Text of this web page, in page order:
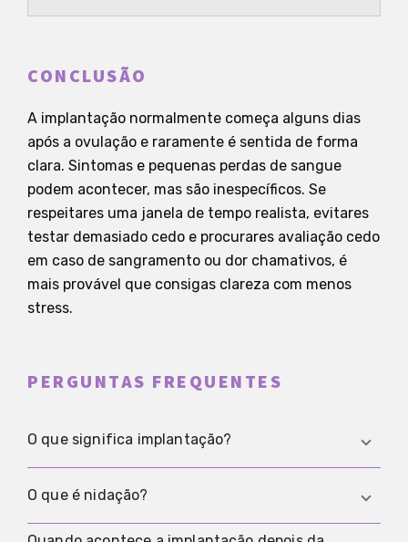
CONCLUSÃO
A implantação normalmente começa alguns dias
após a ovulação e raramente é sentida de forma
clara. Sintomas e pequenas perdas de sangue
podem acontecer, mas são inespecíficos. Se
respeitares uma janela de tempo realista, evitares
testar demasiado cedo e procurares avaliação cedo
em caso de sangramento ou dor chamativos, é
mais provável que consigas clareza com menos
stress.
PERGUNTAS FREQUENTES
O que significa implantação?
Implantação significa que o embrião muito inicial
O que é nidação?